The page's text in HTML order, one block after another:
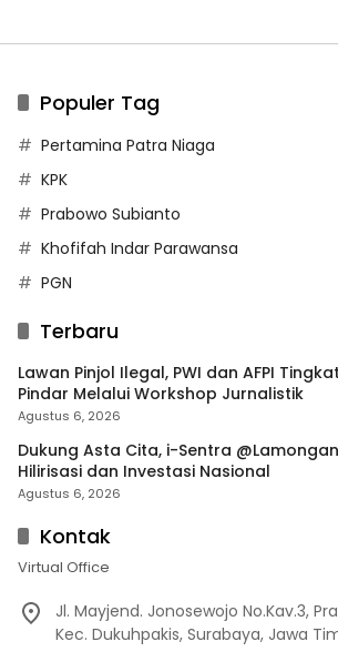
Populer Tag
Pertamina Patra Niaga
KPK
Prabowo Subianto
Khofifah Indar Parawansa
PGN
Terbaru
Lawan Pinjol Ilegal, PWI dan AFPI
Pindar Melalui Workshop Jurnalistik
Agustus 6, 2026
Dukung Asta Cita, i-Sentra
Hilirisasi dan Investasi Nasional
Agustus 6, 2026
Kontak
Virtual Office
Jl. Mayjend. Jonosewojo No.Kav.3,
Kec. Dukuhpakis, Surabaya, Jawa